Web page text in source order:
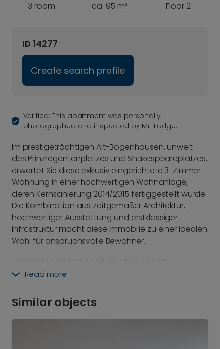
3 room ca. 95 m² Floor 2
ID 14277
Create search profile
Verified: This apartment was personally
photographed and inspected by Mr. Lodge.
Im prestigeträchtigen Alt-Bogenhausen, unweit
des Prinzregentenplatzes und Shakespeareplatzes,
erwartet Sie diese exklusiv eingerichtete 3-Zimmer-
Wohnung in einer hochwertigen Wohnanlage,
deren Kernsanierung 2014/2015 fertiggestellt wurde.
Die Kombination aus zeitgemäßer Architektur,
hochwertiger Ausstattung und erstklassiger
Infrastruktur macht diese Immobilie zu einer idealen
Wahl für anspruchsvolle Bewohner.
Raumaufteilung und exklusiver Möblierung, mit
Einbauküche, mit zwei komfortablen Schlafzimmern
(je mit Premium-Boxspringbett mit Bettbank) und
zwei Premium-Tageslichtbädern (u.a. mit
Read more
Similar objects